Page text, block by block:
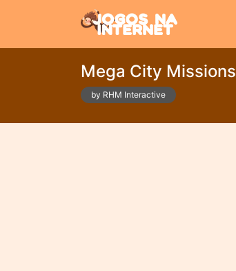
Mega City Missions
by RHM Interactive